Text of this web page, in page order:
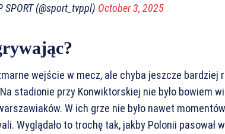
SPORT (@sport_tvppl) October 3, 2025
wejście w mecz, ale chyba jeszcze bardziej
stadionie przy Konwiktorskiej nie było bowiem
W ich grze nie było nawet
Wyglądało to trochę tak, jakby Polonii pasował